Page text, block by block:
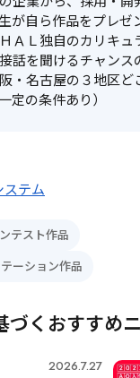
が自ら作品をプレゼ
ＡＬ独自のカリキュ
話を聞けるチャンス
・名古屋の３地区ど
定の条件あり）
ステム
テスト作品
ーション作品
づくおすすめ
2026.7.27